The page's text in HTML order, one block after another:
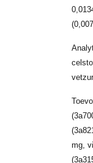
mg,